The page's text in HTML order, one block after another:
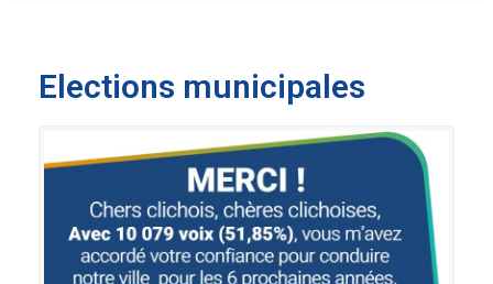
Elections municipales